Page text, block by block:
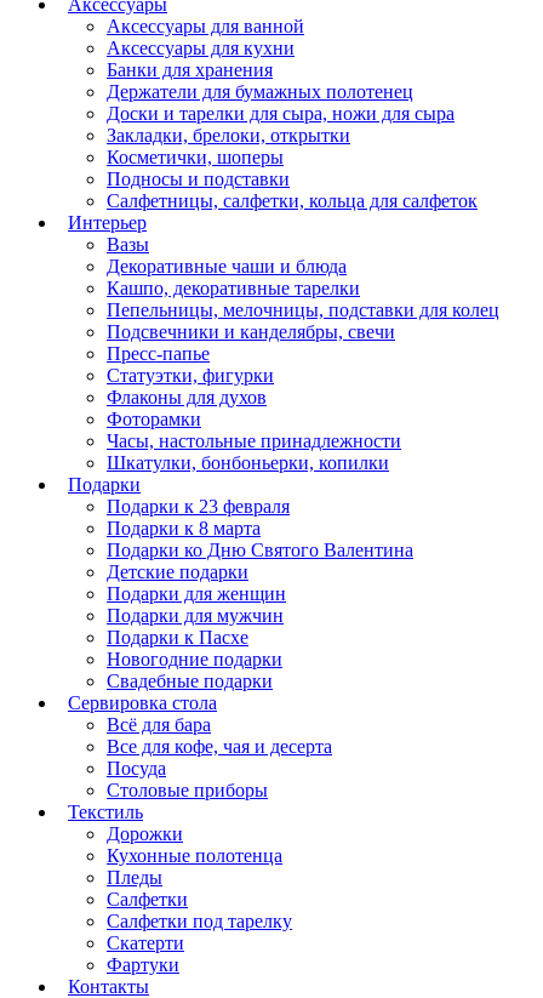
Аксессуары
Аксессуары для ванной
Аксессуары для кухни
Банки для хранения
Держатели для бумажных полотенец
Доски и тарелки для сыра, ножи для сыра
Закладки, брелоки, открытки
Косметички, шоперы
Подносы и подставки
Салфетницы, салфетки, кольца для салфеток
Интерьер
Вазы
Декоративные чаши и блюда
Кашпо, декоративные тарелки
Пепельницы, мелочницы, подставки для колец
Подсвечники и канделябры, свечи
Пресс-папье
Статуэтки, фигурки
Флаконы для духов
Фоторамки
Часы, настольные принадлежности
Шкатулки, бонбоньерки, копилки
Подарки
Подарки к 23 февраля
Подарки к 8 марта
Подарки ко Дню Святого Валентина
Детские подарки
Подарки для женщин
Подарки для мужчин
Подарки к Пасхе
Новогодние подарки
Свадебные подарки
Сервировка стола
Всё для бара
Все для кофе, чая и десерта
Посуда
Столовые приборы
Текстиль
Дорожки
Кухонные полотенца
Пледы
Салфетки
Салфетки под тарелку
Скатерти
Фартуки
Контакты